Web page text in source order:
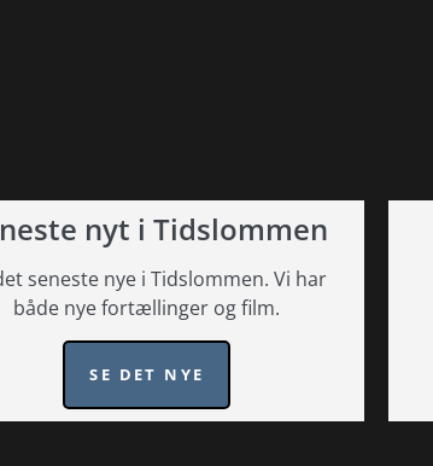
nyt i Tidslommen
seneste nye i Tidslommen. Vi har
både nye fortællinger og film.
SE DET NYE